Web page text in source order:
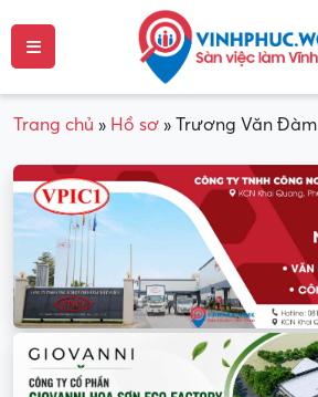
Trang chủ » Hồ sơ » Trương Văn Đàm